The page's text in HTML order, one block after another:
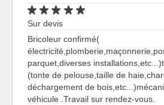
Sur devis
Bricoleur confirmé(
parquet,diverses
(tonte de pelouse,taille de
déchargement de
véhicule .Travail sur rendez-vous.